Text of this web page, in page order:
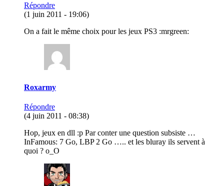
Répondre
(1 juin 2011 - 19:06)
On a fait le même choix pour les jeux PS3 :mrgreen:
Roxarmy
Répondre
(4 juin 2011 - 08:38)
Hop, jeux en dll :p Par conter une question subsiste …
InFamous: 7 Go, LBP 2 Go ….. et les bluray ils servent à
quoi ? o_O